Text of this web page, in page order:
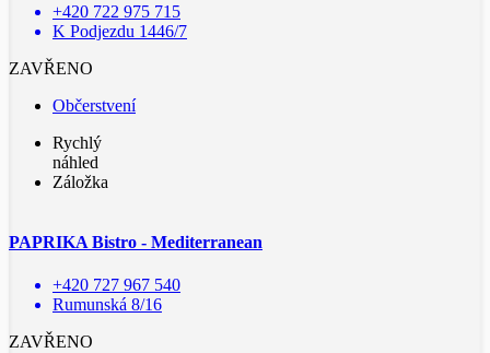
+420 722 975 715
K Podjezdu 1446/7
ZAVŘENO
Občerstvení
Rychlý
náhled
Záložka
PAPRIKA Bistro - Mediterranean
+420 727 967 540
Rumunská 8/16
ZAVŘENO